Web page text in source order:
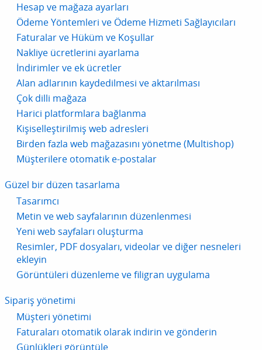
Hesap ve mağaza ayarları
Ödeme Yöntemleri ve Ödeme Hizmeti Sağlayıcıları
Faturalar ve Hüküm ve Koşullar
Nakliye ücretlerini ayarlama
İndirimler ve ek ücretler
Alan adlarının kaydedilmesi ve aktarılması
Çok dilli mağaza
Harici platformlara bağlanma
Kişiselleştirilmiş web adresleri
Birden fazla web mağazasını yönetme (Multishop)
Müşterilere otomatik e-postalar
Güzel bir düzen tasarlama
Tasarımcı
Metin ve web sayfalarının düzenlenmesi
Yeni web sayfaları oluşturma
Resimler, PDF dosyaları, videolar ve diğer nesneleri
ekleyin
Görüntüleri düzenleme ve filigran uygulama
Sipariş yönetimi
Müşteri yönetimi
Faturaları otomatik olarak indirin ve gönderin
Günlükleri görüntüle